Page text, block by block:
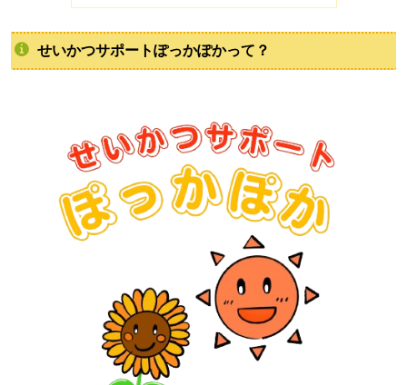
せいかつサポートぽっかぽかって？